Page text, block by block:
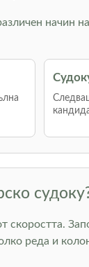
начин
скоростта.
реда и